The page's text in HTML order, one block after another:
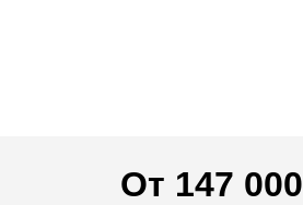
От 147 000